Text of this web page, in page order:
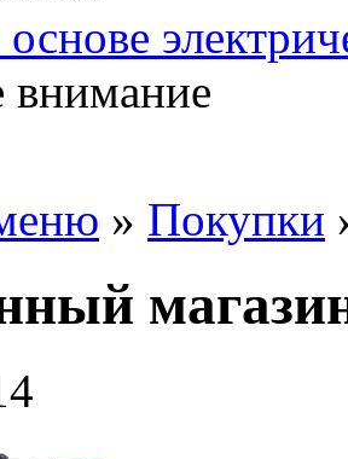
внимание
» Покупки